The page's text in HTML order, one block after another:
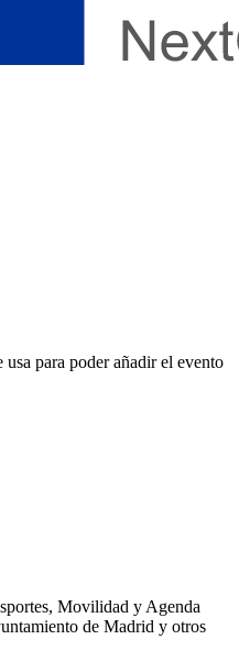
para poder añadir el evento
Movilidad y Agenda
de Madrid y otros